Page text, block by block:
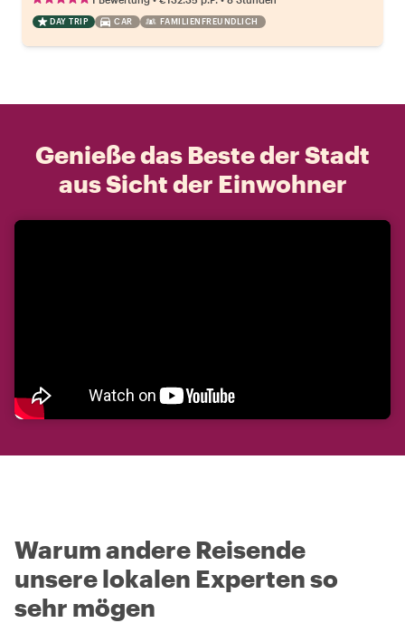
DAY TRIP CAR FAMILIENFREUNDLICH
Genieße das Beste der Stadt
aus Sicht der Einwohner
Warum andere Reisende
unsere lokalen Experten so
sehr mögen